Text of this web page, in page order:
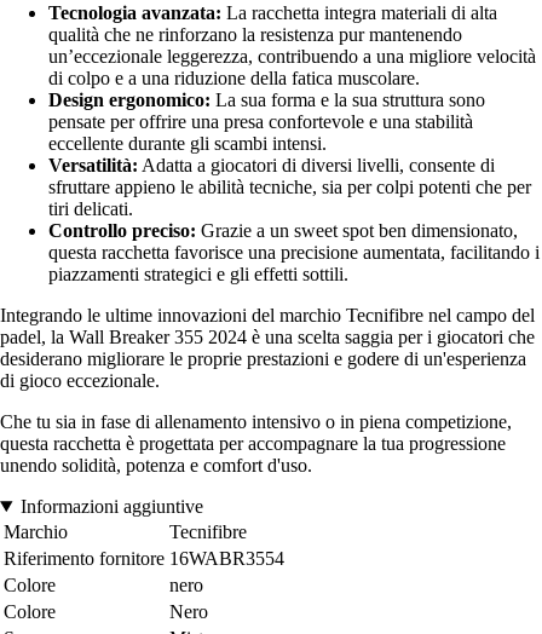
Tecnologia avanzata: La racchetta integra materiali di alta
qualità che ne rinforzano la resistenza pur mantenendo
un’eccezionale leggerezza, contribuendo a una migliore velocità
di colpo e a una riduzione della fatica muscolare.
Design ergonomico: La sua forma e la sua struttura sono
pensate per offrire una presa confortevole e una stabilità
eccellente durante gli scambi intensi.
Versatilità: Adatta a giocatori di diversi livelli, consente di
sfruttare appieno le abilità tecniche, sia per colpi potenti che per
tiri delicati.
Controllo preciso: Grazie a un sweet spot ben dimensionato,
questa racchetta favorisce una precisione aumentata, facilitando i
piazzamenti strategici e gli effetti sottili.
Integrando le ultime innovazioni del marchio Tecnifibre nel campo del
padel, la Wall Breaker 355 2024 è una scelta saggia per i giocatori che
desiderano migliorare le proprie prestazioni e godere di un'esperienza
di gioco eccezionale.
Che tu sia in fase di allenamento intensivo o in piena competizione,
questa racchetta è progettata per accompagnare la tua progressione
unendo solidità, potenza e comfort d'uso.
Informazioni aggiuntive
Marchio
Tecnifibre
Riferimento fornitore 16WABR3554
Colore
nero
Colore
Nero